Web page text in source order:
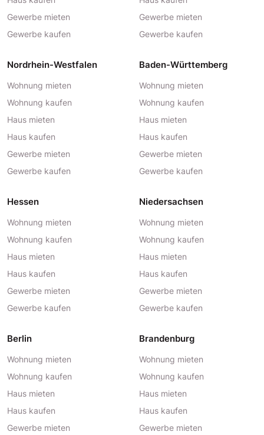
Gewerbe mieten
Gewerbe kaufen
Gewerbe mieten
Gewerbe kaufen
Nordrhein-Westfalen
Wohnung mieten
Wohnung kaufen
Haus mieten
Haus kaufen
Gewerbe mieten
Gewerbe kaufen
Baden-Württemberg
Wohnung mieten
Wohnung kaufen
Haus mieten
Haus kaufen
Gewerbe mieten
Gewerbe kaufen
Hessen
Wohnung mieten
Wohnung kaufen
Haus mieten
Haus kaufen
Gewerbe mieten
Gewerbe kaufen
Niedersachsen
Wohnung mieten
Wohnung kaufen
Haus mieten
Haus kaufen
Gewerbe mieten
Gewerbe kaufen
Berlin
Wohnung mieten
Wohnung kaufen
Haus mieten
Haus kaufen
Gewerbe mieten
Brandenburg
Wohnung mieten
Wohnung kaufen
Haus mieten
Haus kaufen
Gewerbe mieten